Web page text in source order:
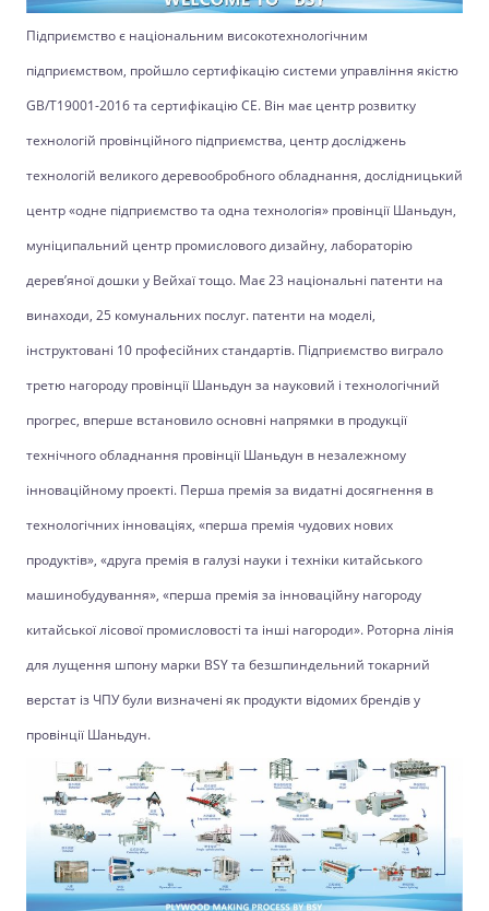
Підприємство є національним високотехнологічним
підприємством, пройшло сертифікацію системи управління якістю
GB/T19001-2016 та сертифікацію CE. Він має центр розвитку
технологій провінційного підприємства, центр досліджень
технологій великого деревообробного обладнання, дослідницький
центр «одне підприємство та одна технологія» провінції Шаньдун,
муніципальний центр промислового дизайну, лабораторію
дерев’яної дошки у Вейхаї тощо. Має 23 національні патенти на
винаходи, 25 комунальних послуг. патенти на моделі,
інструктовані 10 професійних стандартів. Підприємство виграло
третю нагороду провінції Шаньдун за науковий і технологічний
прогрес, вперше встановило основні напрямки в продукції
технічного обладнання провінції Шаньдун в незалежному
інноваційному проекті. Перша премія за видатні досягнення в
технологічних інноваціях, «перша премія чудових нових
продуктів», «друга премія в галузі науки і техніки китайського
машинобудування», «перша премія за інноваційну нагороду
китайської лісової промисловості та інші нагороди». Роторна лінія
для лущення шпону марки BSY та безшпиндельний токарний
верстат із ЧПУ були визначені як продукти відомих брендів у
провінції Шаньдун.